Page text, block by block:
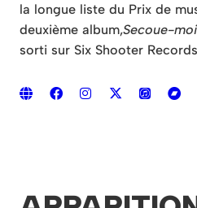
la longue liste du Prix de
deuxième album,Secoue-
sorti sur Six Shooter